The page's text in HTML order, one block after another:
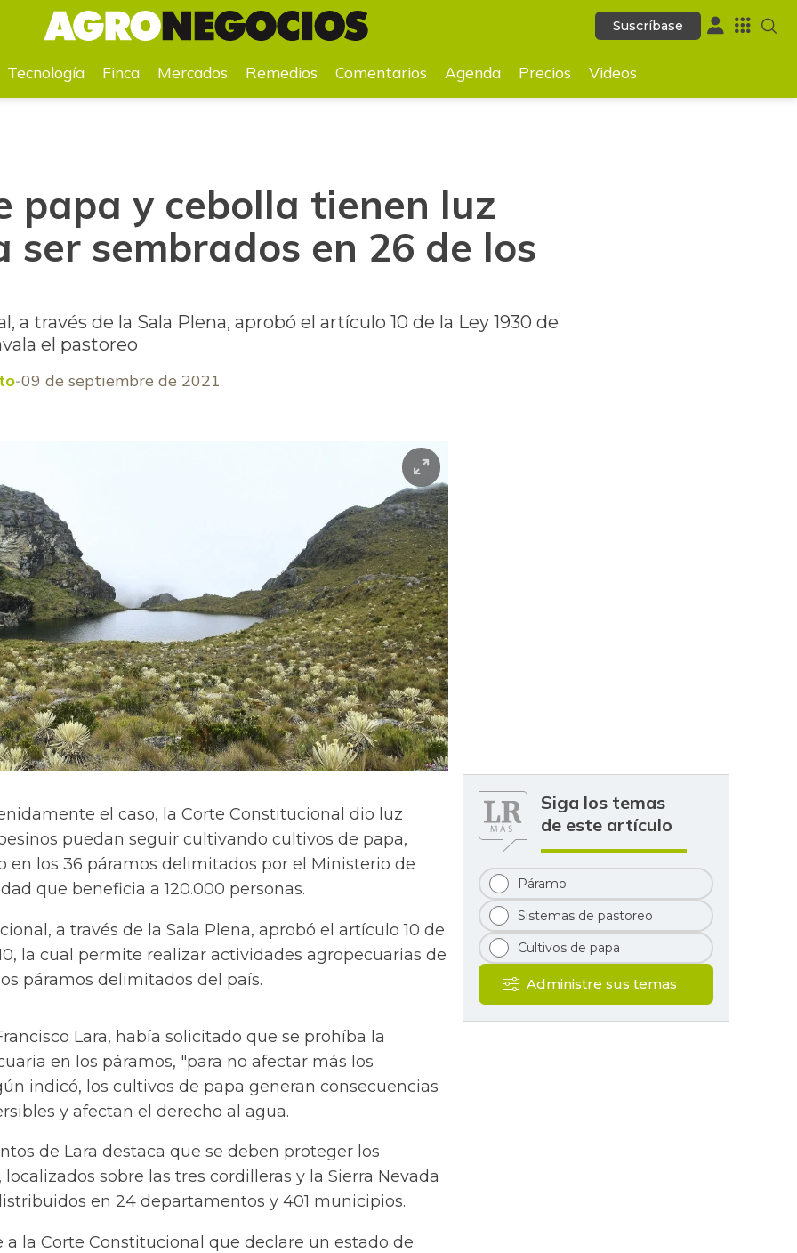
Suscríbase
ser sembrados en 26 de los páramos
Suscríbase
Tecnología Finca Mercados Remedios Comentarios Agenda Precios Videos
papa y cebolla tienen luz
ser sembrados en 26 de los
a través de la Sala Plena, aprobó el artículo 10 de la Ley 1930 de
el pastoreo
09 de septiembre de 2021
el caso, la Corte Constitucional dio luz
puedan seguir cultivando cultivos de papa,
en los 36 páramos delimitados por el Ministerio de
que beneficia a 120.000 personas.
a través de la Sala Plena, aprobó el artículo 10 de
la cual permite realizar actividades agropecuarias de
páramos delimitados del país.
Lara, había solicitado que se prohíba la
en los páramos, "para no afectar más los
indicó, los cultivos de papa generan consecuencias
y afectan el derecho al agua.
de Lara destaca que se deben proteger los
sobre las tres cordilleras y la Sierra Nevada
en 24 departamentos y 401 municipios.
a la Corte Constitucional que declare un estado de
Siga los temas
de este artículo
Páramo
Sistemas de pastoreo
Cultivos de papa
Administre sus temas